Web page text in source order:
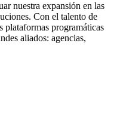
nuestra expansión en las
Con el talento de
plataformas programáticas
aliados: agencias,